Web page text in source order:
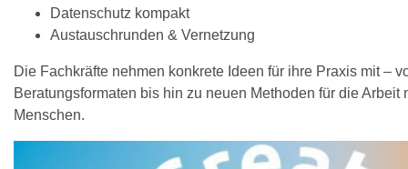
Datenschutz kompakt
Austauschrunden & Vernetzung
Die Fachkräfte nehmen konkrete Ideen für ihre Praxis mit –
Beratungsformaten bis hin zu neuen Methoden für die Arbeit
Menschen.